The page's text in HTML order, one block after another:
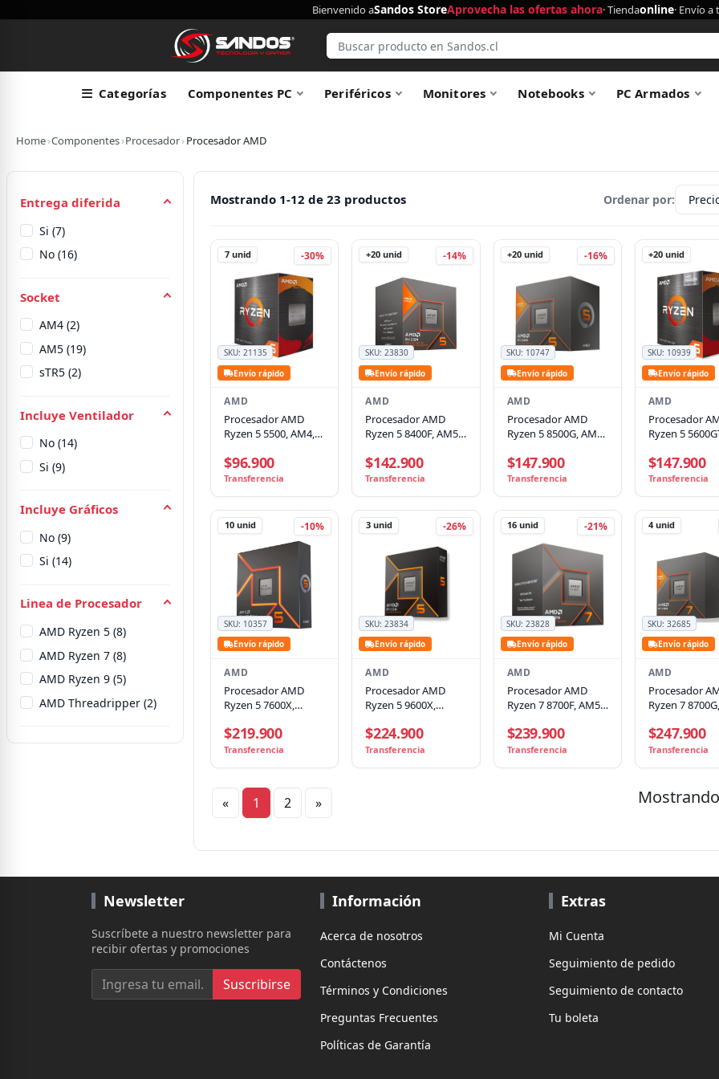
Bienvenido aSandos StoreAprovecha las ofertas ahora· Tiendaonline· Envío a
Categorías Componentes PC Periféricos Monitores Notebooks PC Armados
Home›Componentes›Procesador›Procesador AMD
Entrega diferida
Si (7)
No (16)
Socket
AM4 (2)
AM5 (19)
sTR5 (2)
Incluye Ventilador
No (14)
Si (9)
Incluye Gráficos
No (9)
Si (14)
Linea de Procesador
AMD Ryzen 5 (8)
AMD Ryzen 7 (8)
AMD Ryzen 9 (5)
AMD Threadripper (2)
Mostrando 1-12 de 23 productos Ordenar por:
Envío rápido
-30%
SKU: 21135
7unid
AMD
Procesador AMD
Ryzen 5 5500, AM4,
Turbo),
6Core/12Thread
$96.900
Transferencia
Envío rápido
-14%
SKU: 23830
+20unid
AMD
Procesador AMD
Ryzen 5 8400F, AM5,
Hasta 4.7 GHz, 65W
$142.900
Transferencia
Envío rápido
-16%
SKU: 10747
+20unid
AMD
Procesador AMD
Ryzen 5 8500G, AM5,
Gráficos Radeon
740M
$147.900
Transferencia
Envío rápido
SKU: 10939
+20unid
AMD
Procesador
Ryzen 5
Hilos, 4.60GHz
$147.900
Transferencia
Envío rápido
-10%
SKU: 10357
10unid
AMD
Procesador AMD
Ryzen 5 7600X,
12 Hilos, Socket AM5,
Sin Ventilador
$219.900
Transferencia
Envío rápido
-26%
SKU: 23834
3unid
AMD
Procesador AMD
Ryzen 5 9600X,
Turbo),
6Core/12Hilos,
$224.900
Transferencia
Envío rápido
-21%
SKU: 23828
16unid
AMD
Procesador AMD
Ryzen 7 8700F, AM5,
16 hilos, 65W, NPU
$239.900
Transferencia
Envío rápido
SKU:32685
4unid
AMD
Procesador
Ryzen 7 8700G,
AM5, 8 núcleos,
hilos, AMD
$247.900
Transferencia
« 1 2 »
Newsletter
Suscríbete a nuestro newsletter para
recibir ofertas y promociones
Suscribirse
Información
Acerca de nosotros
Contáctenos
Términos y Condiciones
Preguntas Frecuentes
Políticas de Garantía
Extras
Mi Cuenta
Seguimiento de pedido
Seguimiento de contacto
Tu boleta